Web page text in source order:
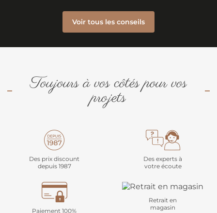
Voir tous les conseils
Toujours à vos côtés pour vos
projets
Des prix discount
depuis 1987
Des experts à
votre écoute
Paiement 100%
Retrait en
magasin